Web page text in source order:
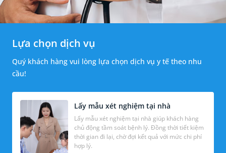
Lựa chọn dịch vụ
Quý khách hàng vui lòng lựa chọn dịch vụ y tế theo nhu
cầu!
Lấy mẫu xét nghiệm tại nhà
Lấy mẫu xét nghiệm tại nhà giúp khách hàng
chủ động tầm soát bệnh lý. Đồng thời tiết kiệm
thời gian đi lại, chờ đợi kết quả với mức chi phí
hợp lý.